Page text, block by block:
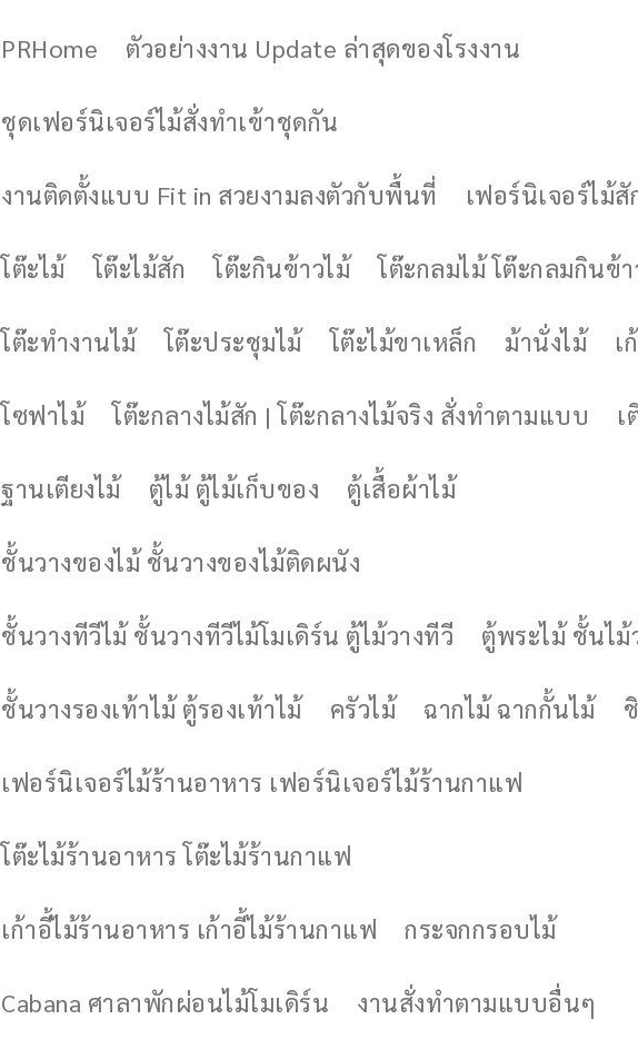
PRHome ตัวอย่างงาน Update ล่าสุดของโรงงาน
ชุดเฟอร์นิเจอร์ไม้สั่งทำเข้าชุดกัน
งานติดตั้งแบบ Fit in สวยงามลงตัวกับพื้นที่ เฟอร์นิเจอร์ไม้สั
โต๊ะไม้ โต๊ะไม้สัก โต๊ะกินข้าวไม้ โต๊ะกลมไม้ โต๊ะกลมกินข้า
โต๊ะทำงานไม้ โต๊ะประชุมไม้ โต๊ะไม้ขาเหล็ก ม้านั่งไม้ เ
โซฟาไม้ โต๊ะกลางไม้สัก | โต๊ะกลางไม้จริง สั่งทำตามแบบ เ
ฐานเตียงไม้ ตู้ไม้ ตู้ไม้เก็บของ ตู้เสื้อผ้าไม้
ชั้นวางของไม้ ชั้นวางของไม้ติดผนัง
ชั้นวางทีวีไม้ ชั้นวางทีวีไม้โมเดิร์น ตู้ไม้วางทีวี ตู้พระไม้ ชั้นไม้
ชั้นวางรองเท้าไม้ ตู้รองเท้าไม้ ครัวไม้ ฉากไม้ ฉากกั้นไม้
เฟอร์นิเจอร์ไม้ร้านอาหาร เฟอร์นิเจอร์ไม้ร้านกาแฟ
โต๊ะไม้ร้านอาหาร โต๊ะไม้ร้านกาแฟ
เก้าอี้ไม้ร้านอาหาร เก้าอี้ไม้ร้านกาแฟ กระจกกรอบไม้
Cabana ศาลาพักผ่อนไม้โมเดิร์น งานสั่งทำตามแบบอื่นๆ